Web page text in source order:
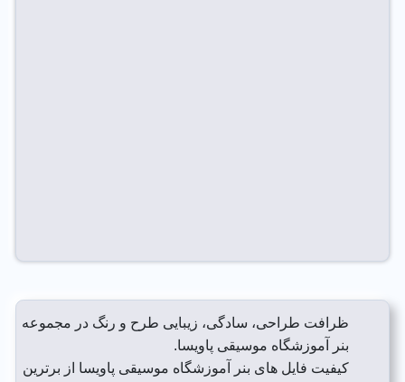
ظرافت طراحی، سادگی، زیبایی طرح و رنگ در مجموعه
بنر آموزشگاه موسیقی پاویسا.
کیفیت فایل های بنر آموزشگاه موسیقی پاویسا از برترین